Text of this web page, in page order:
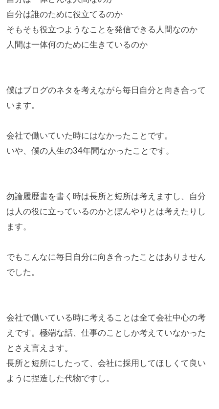
自分は誰のために役立てるのか
そもそも役立つようなことを発信できる人間なのか
人間は一体何のために生きているのか
僕はブログのネタを考えながら毎日自分と向き合って
います。
会社で働いていた時にはなかったことです。
いや、僕の人生の34年間なかったことです。
勿論履歴書を書く時は長所と短所は考えますし、 自分
は人の役に立っているのかとぼんやりとは考えたりし
ます。
でもこんなに毎日自分に向き合ったことはありません
でした。
会社で働いている時に考えることは全て会社中心の考
えです。 極端な話、仕事のことしか考えていなかった
とさえ言えます。
長所と短所にしたって、 会社に採用してほしくて良い
ように捏造した代物ですし。